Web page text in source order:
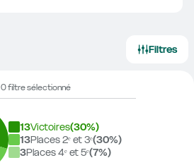
Filtres
0 filtre sélectionné
13Victoires(30%)
13Places 2ᵉ et 3ᵉ(30%)
3Places 4ᵉ et 5ᵉ(7%)